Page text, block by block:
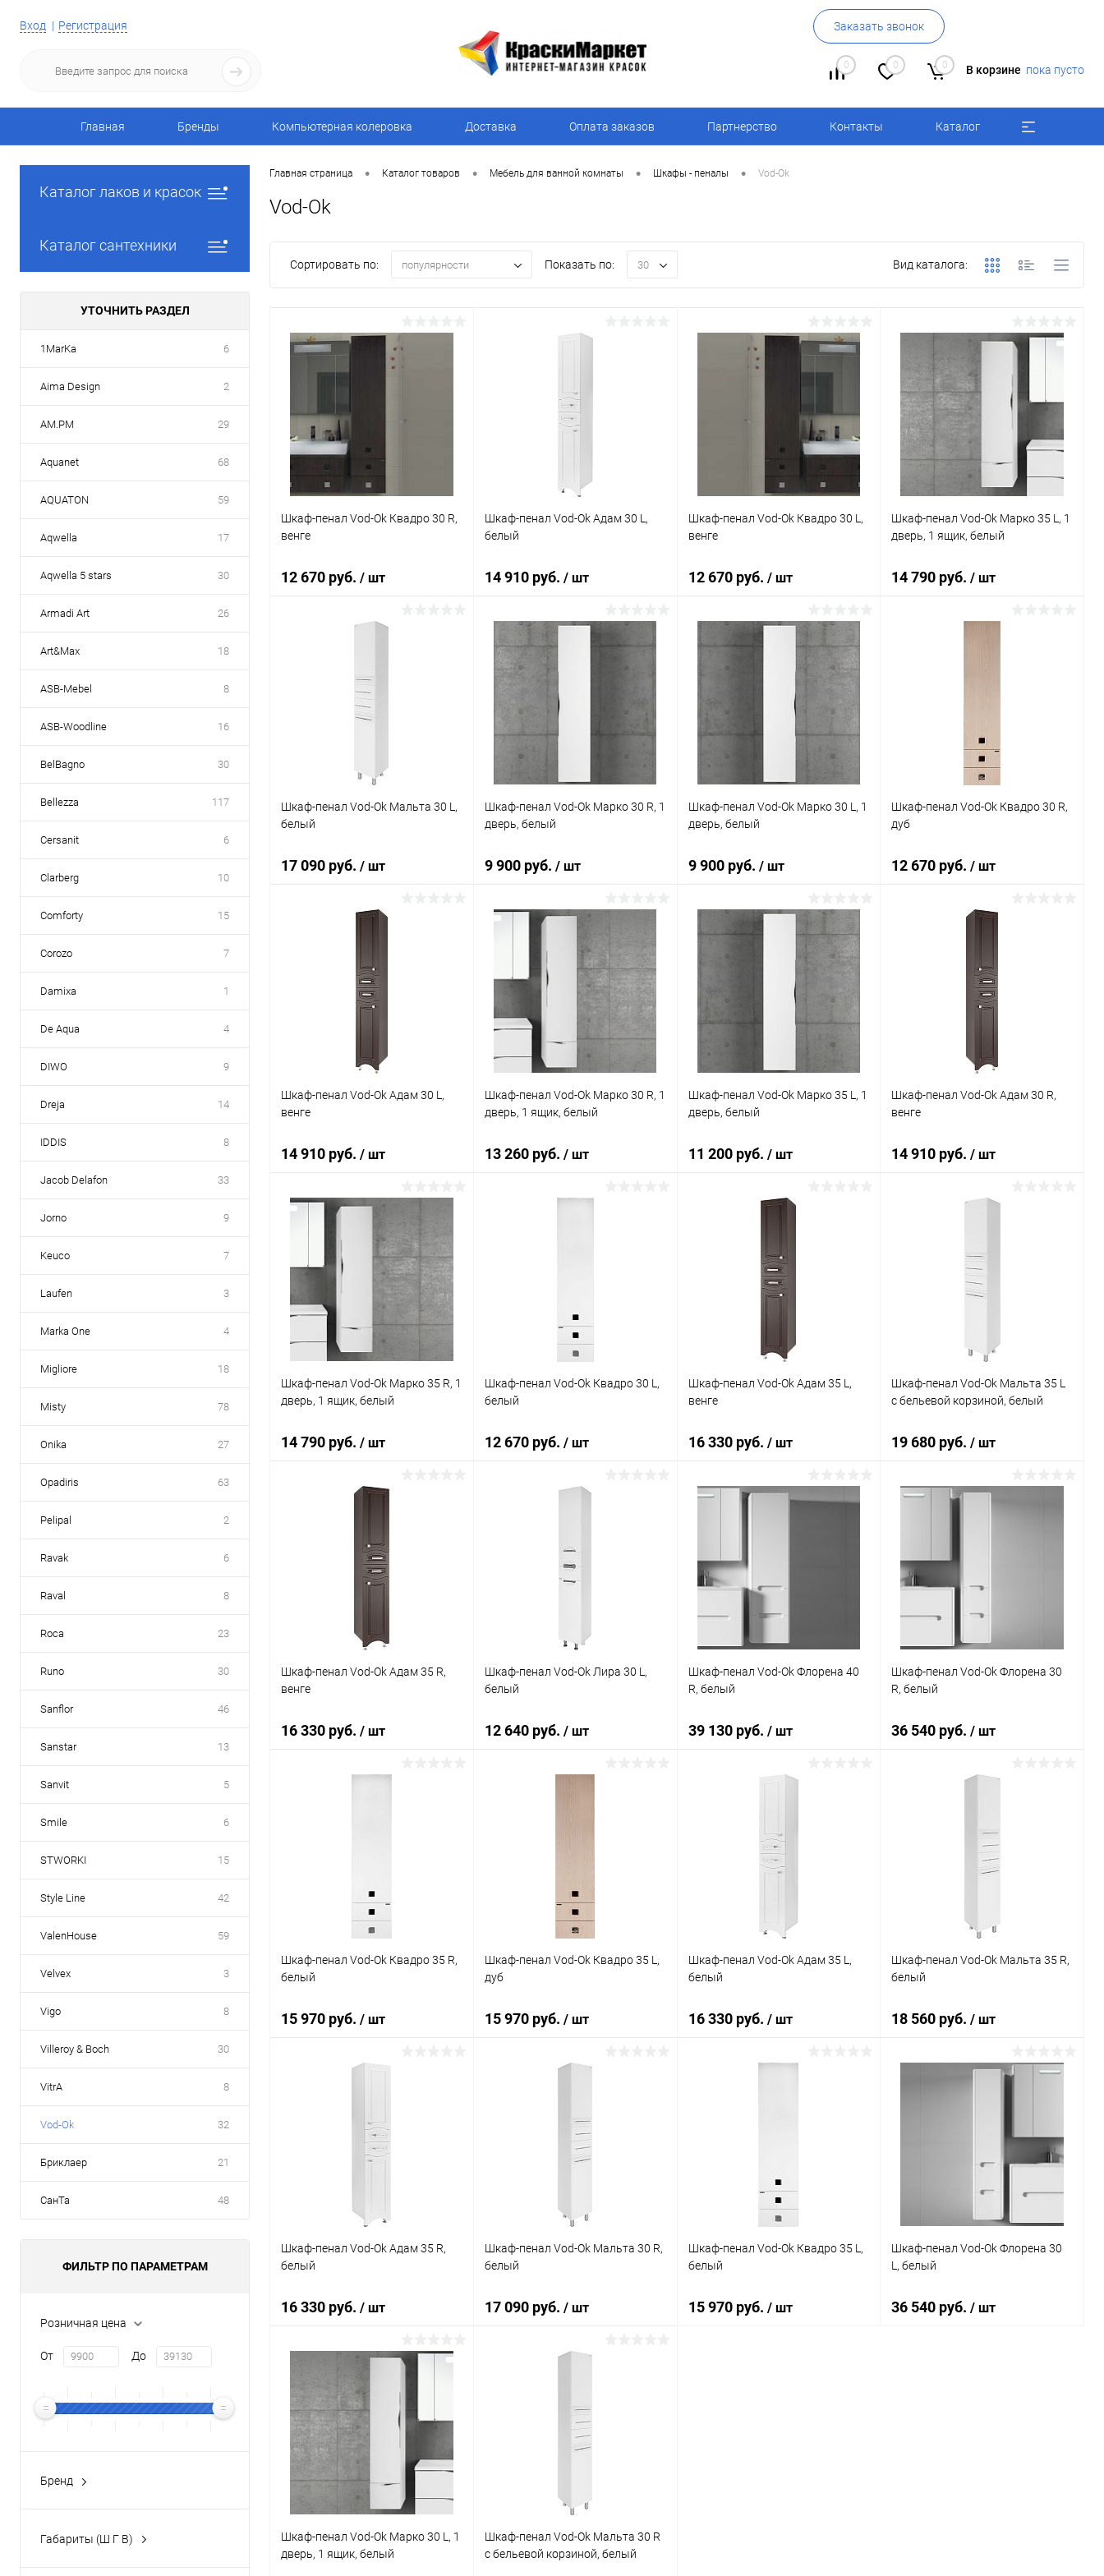
Вход Регистрация Заказать звонок
0 0 0 В корзине пока пусто
Главная Бренды Компьютерная колеровка Доставка Оплата заказов Партнерство Контакты Каталог
Каталог лаков и красок
Каталог сантехники
УТОЧНИТЬ РАЗДЕЛ
1MarKa 6
Aima Design 2
AM.PM 29
Aquanet 68
AQUATON 59
Aqwella 17
Aqwella 5 stars 30
Armadi Art 26
Art&Max 18
ASB-Mebel 8
ASB-Woodline 16
BelBagno 30
Bellezza 117
Cersanit 6
Clarberg 10
Comforty 15
Corozo 7
Damixa 1
De Aqua 4
DIWO 9
Dreja 14
IDDIS 8
Jacob Delafon 33
Jorno 9
Keuco 7
Laufen 3
Marka One 4
Migliore 18
Misty 78
Onika 27
Opadiris 63
Pelipal 2
Ravak 6
Raval 8
Roca 23
Runo 30
Sanflor 46
Sanstar 13
Sanvit 5
Smile 6
STWORKI 15
Style Line 42
ValenHouse 59
Velvex 3
Vigo 8
Villeroy & Boch 30
VitrA 8
Vod-Ok 32
Бриклаер 21
СанТа 48
ФИЛЬТР ПО ПАРАМЕТРАМ
Розничная цена
От До
Бренд
Габариты (Ш Г В)
Главная страница • Каталог товаров • Мебель для ванной комнаты • Шкафы - пеналы • Vod-Ok
Vod-Ok
Сортировать по: популярности Показать по: 30 Вид каталога:
Шкаф-пенал Vod-Ok Квадро 30 R,
венге
12 670 руб. / шт
Купить в 1 клик
В избранное
Шкаф-пенал Vod-Ok Адам 30 L,
белый
14 910 руб. / шт
В корзину
Купить в 1 клик
В избранное Под заказ
Шкаф-пенал Vod-Ok Квадро 30 L,
венге
12 670 руб. / шт
В корзину
Сравнение
В избранное Под заказ
Шкаф-пенал Vod-Ok Марко 35 L, 1
дверь, 1 ящик, белый
14 790 руб./ шт
Шкаф-пенал Vod-Ok Мальта 30 L,
белый
17 090 руб. / шт
Купить в 1 клик
В избранное
Шкаф-пенал Vod-Ok Марко 30 R, 1
дверь, белый
9 900 руб. / шт
Купить в 1 клик Сравнение
В избранное Под заказ
Шкаф-пенал Vod-Ok Марко 30 L, 1
дверь, белый
9 900 руб. / шт
В корзину
Сравнение
В избранное Под заказ
Шкаф-пенал Vod-Ok Квадро 30 R,
дуб
12 670 руб./ шт
Купить в 1 клик
Шкаф-пенал Vod-Ok Адам 30 L,
венге
14 910 руб. / шт
Купить в 1 клик Сравнение
В избранное Под заказ
Шкаф-пенал Vod-Ok Марко 30 R, 1
дверь, 1 ящик, белый
13 260 руб. / шт
Шкаф-пенал Vod-Ok Марко 35 L, 1
дверь, белый
11 200 руб. / шт
Купить в 1 клик
В избранное
Шкаф-пенал Vod-Ok Адам 30 R,
венге
14 910 руб./ шт
Купить в 1 клик
В избранное
Шкаф-пенал Vod-Ok Марко 35 R, 1
дверь, 1 ящик, белый
14 790 руб. / шт
Купить в 1 клик
Шкаф-пенал Vod-Ok Квадро 30 L,
белый
12 670 руб. / шт
Купить в 1 клик
В избранное
Шкаф-пенал Vod-Ok Адам 35 L,
венге
16 330 руб. / шт
В избранное
Шкаф-пенал Vod-Ok Мальта 35 L
с бельевой корзиной, белый
19 680 руб./ шт
В избранное
Шкаф-пенал Vod-Ok Адам 35 R,
венге
16 330 руб. / шт
Шкаф-пенал Vod-Ok Лира 30 L,
белый
12 640 руб. / шт
Шкаф-пенал Vod-Ok Флорена 40
R, белый
39 130 руб. / шт
Купить в 1 клик
В избранное
Шкаф-пенал Vod-Ok Флорена 30
R, белый
36 540 руб./ шт
Купить в 1 клик
Шкаф-пенал Vod-Ok Квадро 35 R,
белый
15 970 руб. / шт
Купить в 1 клик
Шкаф-пенал Vod-Ok Квадро 35 L,
дуб
15 970 руб. / шт
Купить в 1 клик
Шкаф-пенал Vod-Ok Адам 35 L,
белый
16 330 руб. / шт
Шкаф-пенал Vod-Ok Мальта 35 R,
белый
18 560 руб./ шт
Под заказ
Шкаф-пенал Vod-Ok Адам 35 R,
белый
16 330 руб. / шт
Купить в 1 клик Сравнение
В избранное Под заказ
Шкаф-пенал Vod-Ok Мальта 30 R,
белый
17 090 руб. / шт
Купить в 1 клик
Шкаф-пенал Vod-Ok Квадро 35 L,
белый
15 970 руб. / шт
Шкаф-пенал Vod-Ok Флорена 30
L, белый
36 540 руб./ шт
Шкаф-пенал Vod-Ok Марко 30 L, 1
дверь, 1 ящик, белый
Шкаф-пенал Vod-Ok Мальта 30 R
с бельевой корзиной, белый